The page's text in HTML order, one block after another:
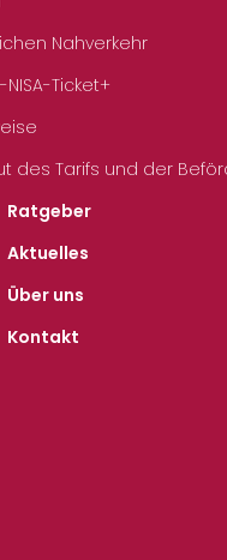
Nahverkehr
Ticket+
des Tarifs und der
Ratgeber
Aktuelles
Über uns
Kontakt